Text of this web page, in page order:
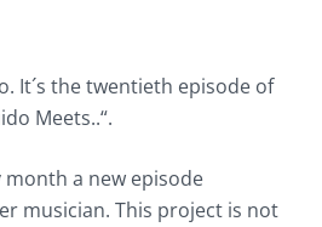
It´s the twentieth episode of
Meets..“.
a new episode
musician. This project is not